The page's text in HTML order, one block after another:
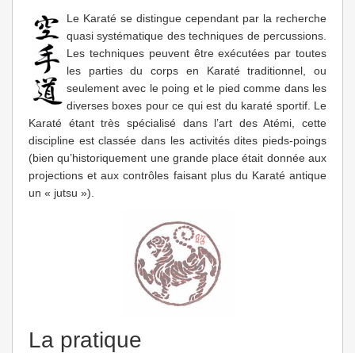
Le Karaté se distingue cependant par la recherche
quasi systématique des techniques de percussions.
Les techniques peuvent être exécutées par toutes
les parties du corps en Karaté traditionnel, ou
seulement avec le poing et le pied comme dans les
diverses boxes pour ce qui est du karaté sportif. Le
Karaté étant très spécialisé dans l’art des Atémi, cette
discipline est classée dans les activités dites pieds-poings
(bien qu’historiquement une grande place était donnée aux
projections et aux contrôles faisant plus du Karaté antique
un « jutsu »).
La pratique